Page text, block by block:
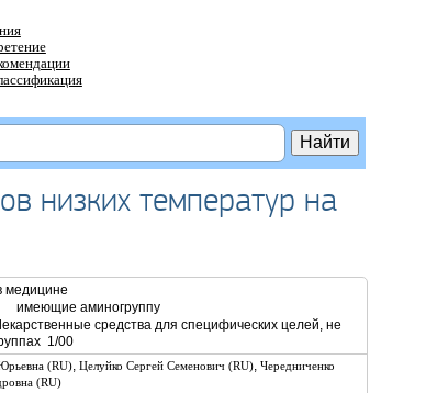
низких температур на
медицине
аминогруппу
средства для специфических целей, не
1/00
(RU), Целуйко Сергей Семенович (RU), Чередниченко
(RU)